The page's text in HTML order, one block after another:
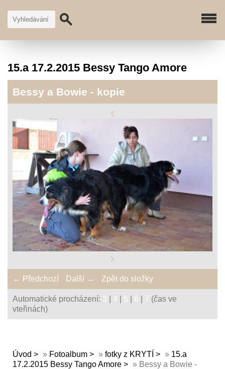
15.a 17.2.2015 Bessy Tango Amore
Bessy a Bowie - kopie
← Předchozí Další → Zpět do složky
Automatické procházení: 3 4 5 6 7 (čas ve
vteřinách)
Úvod » Fotoalbum » fotky z KRYTÍ » 15.a
17.2.2015 Bessy Tango Amore
» Bessy a Bowie -